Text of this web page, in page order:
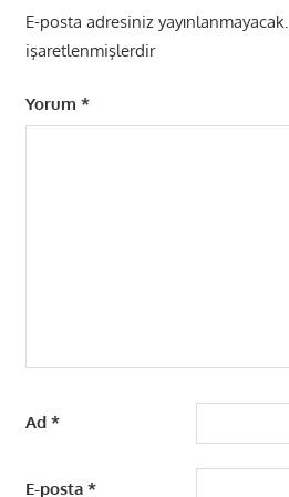
E-posta adresiniz yayınlanmayacak.
işaretlenmişlerdir
Yorum *
Ad *
E-posta *